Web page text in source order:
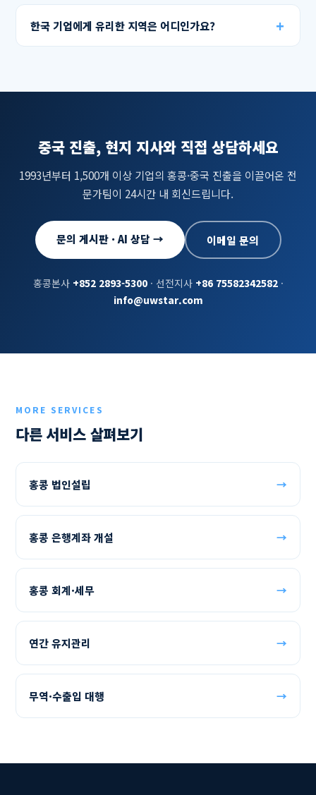
한국 기업에게 유리한 지역은 어디인가요?
중국 진출, 현지 지사와 직접 상담하세요
1993년부터 1,500개 이상 기업의 홍콩·중국 진출을 이끌어온 전
문가팀이 24시간 내 회신드립니다.
문의 게시판 · AI 상담 → 이메일 문의
홍콩본사 +852 2893-5300· 선전지사 +86 75582342582·
info@uwstar.com
MORE SERVICES
다른 서비스 살펴보기
홍콩 법인설립 →
홍콩 은행계좌 개설 →
홍콩 회계·세무 →
연간 유지관리 →
무역·수출입 대행 →